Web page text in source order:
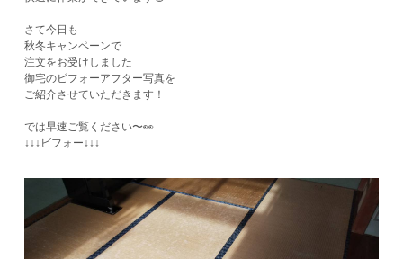
さて今日も
秋冬キャンペーンで
注文をお受けしました
御宅のビフォーアフター写真を
ご紹介させていただきます！
では早速ご覧ください〜👀
↓↓↓ビフォー↓↓↓